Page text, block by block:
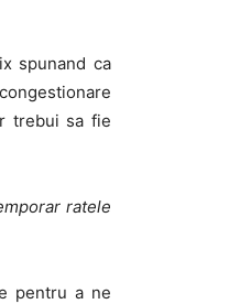
spunand ca
trebui sa fie
ratele
pentru a ne